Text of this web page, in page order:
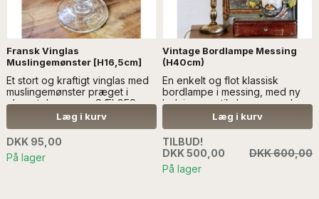
Fransk Vinglas
Muslingemønster [H16,5cm]
Et stort og kraftigt vinglas med
muslingemønster præget i
glasset...Læs mere SÆLGES
UDEN ANDEN DEKORATION
Læg i kurv
DKK 95,00
På lager
Vintage Bordlampe Messing
(H40cm)
En enkelt og flot klassisk
bordlampe i messing, med ny
ledning og stik. Lampen sælges
uden skærm...Læs mere
SÆLGES UDEN ANDEN
DEKORATION.
Læg i kurv
TILBUD!
DKK 500,00
DKK 600,00
På lager